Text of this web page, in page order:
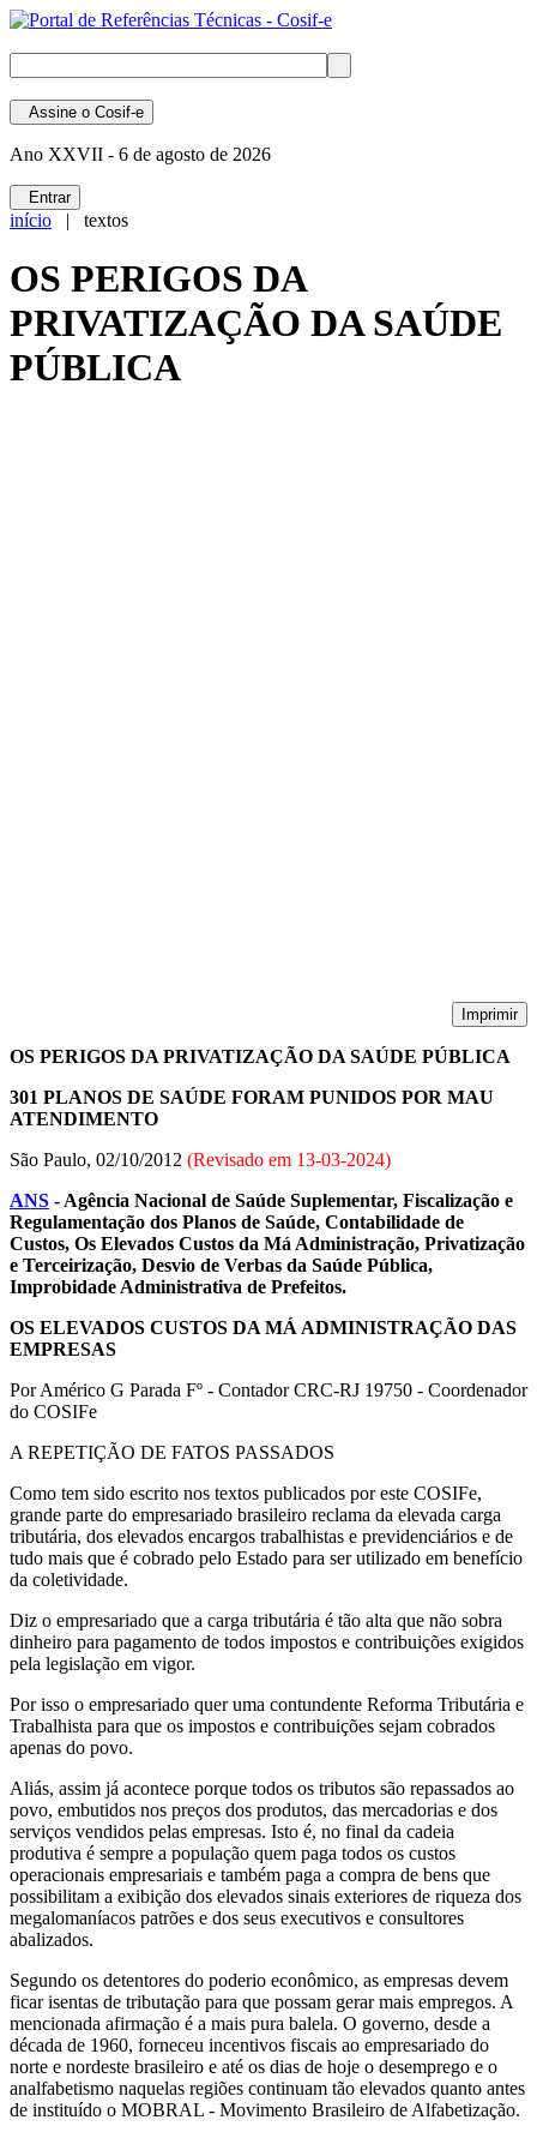
Assine o Cosif-e
Ano XXVII - 6 de agosto de 2026
Entrar
início | textos
OS PERIGOS DA
PRIVATIZAÇÃO DA SAÚDE
PÚBLICA
Imprimir
OS PERIGOS DA PRIVATIZAÇÃO DA SAÚDE PÚBLICA
301 PLANOS DE SAÚDE FORAM PUNIDOS POR MAU
ATENDIMENTO
São Paulo, 02/10/2012 (Revisado em 13-03-2024)
ANS - Agência Nacional de Saúde Suplementar, Fiscalização e
Regulamentação dos Planos de Saúde, Contabilidade de
Custos, Os Elevados Custos da Má Administração, Privatização
e Terceirização, Desvio de Verbas da Saúde Pública,
Improbidade Administrativa de Prefeitos.
OS ELEVADOS CUSTOS DA MÁ ADMINISTRAÇÃO DAS
EMPRESAS
Por Américo G Parada Fº - Contador CRC-RJ 19750 - Coordenador
do COSIFe
A REPETIÇÃO DE FATOS PASSADOS
Como tem sido escrito nos textos publicados por este COSIFe,
grande parte do empresariado brasileiro reclama da elevada carga
tributária, dos elevados encargos trabalhistas e previdenciários e de
tudo mais que é cobrado pelo Estado para ser utilizado em benefício
da coletividade.
Diz o empresariado que a carga tributária é tão alta que não sobra
dinheiro para pagamento de todos impostos e contribuições exigidos
pela legislação em vigor.
Por isso o empresariado quer uma contundente Reforma Tributária e
Trabalhista para que os impostos e contribuições sejam cobrados
apenas do povo.
Aliás, assim já acontece porque todos os tributos são repassados ao
povo, embutidos nos preços dos produtos, das mercadorias e dos
serviços vendidos pelas empresas. Isto é, no final da cadeia
produtiva é sempre a população quem paga todos os custos
operacionais empresariais e também paga a compra de bens que
possibilitam a exibição dos elevados sinais exteriores de riqueza dos
megalomaníacos patrões e dos seus executivos e consultores
abalizados.
Segundo os detentores do poderio econômico, as empresas devem
ficar isentas de tributação para que possam gerar mais empregos. A
mencionada afirmação é a mais pura balela. O governo, desde a
década de 1960, forneceu incentivos fiscais ao empresariado do
norte e nordeste brasileiro e até os dias de hoje o desemprego e o
analfabetismo naquelas regiões continuam tão elevados quanto antes
de instituído o MOBRAL - Movimento Brasileiro de Alfabetização.